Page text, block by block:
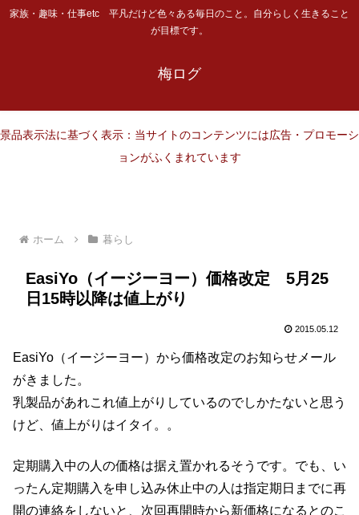
家族・趣味・仕事etc 平凡だけど色々ある毎日のこと。自分らしく生きること
が目標です。
梅ログ
景品表示法に基づく表示：当サイトのコンテンツには広告・プロモーシ
ョンがふくまれています
ホーム 暮らし
EasiYo（イージーヨー）価格改定 5月25
日15時以降は値上がり
2015.05.12
EasiYo（イージーヨー）から価格改定のお知らせメール
がきました。
乳製品があれこれ値上がりしているのでしかたないと思う
けど、値上がりはイタイ。。
定期購入中の人の価格は据え置かれるそうです。でも、い
ったん定期購入を申し込み休止中の人は指定期日までに再
開の連絡をしないと、次回再開時から新価格になるとのこ